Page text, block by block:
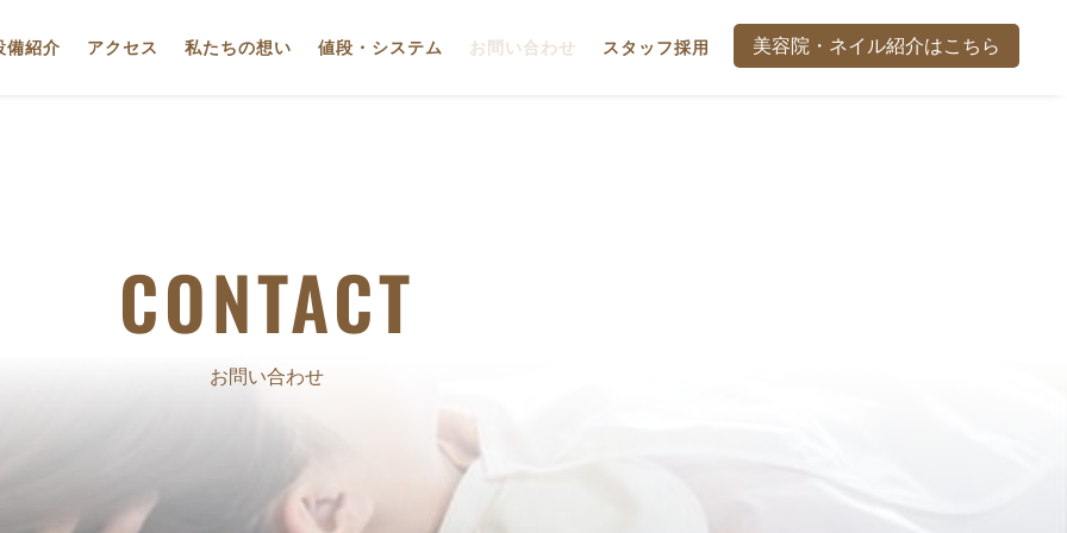
備紹介 アクセス 私たちの想い 値段・システム お問い合わせ スタッフ採用 美容院・ネイル紹介はこちら
CONTACT
お問い合わせ